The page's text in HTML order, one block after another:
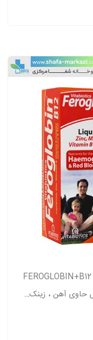
شربت فروگلوبین B12 ویتابیوتیکس حاوی آهن ، زینک ، ویتامین گروه b و ویتامین c که به پیشگیری و درمان کم خونی در بزرگسالان و کودکان کمک می کند.